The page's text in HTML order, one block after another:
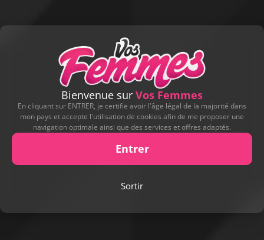
Bienvenue sur Vos Femmes
En cliquant sur ENTRER, je certifie avoir l'âge légal de la majorité dans
mon pays et accepte l'utilisation de cookies afin de me proposer une
navigation optimale ainsi que des services et offres adaptés.
Entrer
Sortir